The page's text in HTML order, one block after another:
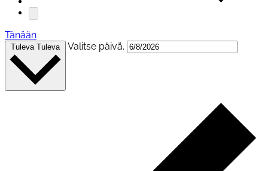
Tänään
Tuleva Tuleva Valitse päivä.